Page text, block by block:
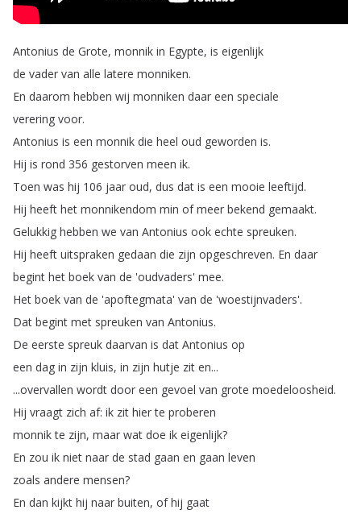
Antonius de Grote, monnik in Egypte, is eigenlijk
de vader van alle latere monniken.
En daarom hebben wij monniken daar een speciale
verering voor.
Antonius is een monnik die heel oud geworden is.
Hij is rond 356 gestorven meen ik.
Toen was hij 106 jaar oud, dus dat is een mooie leeftijd.
Hij heeft het monnikendom min of meer bekend gemaakt.
Gelukkig hebben we van Antonius ook echte spreuken.
Hij heeft uitspraken gedaan die zijn opgeschreven. En daar
begint het boek van de 'oudvaders' mee.
Het boek van de 'apoftegmata' van de 'woestijnvaders'.
Dat begint met spreuken van Antonius.
De eerste spreuk daarvan is dat Antonius op
een dag in zijn kluis, in zijn hutje zit en...
...overvallen wordt door een gevoel van grote moedeloosheid.
Hij vraagt zich af: ik zit hier te proberen
monnik te zijn, maar wat doe ik eigenlijk?
En zou ik niet naar de stad gaan en gaan leven
zoals andere mensen?
En dan kijkt hij naar buiten, of hij gaat